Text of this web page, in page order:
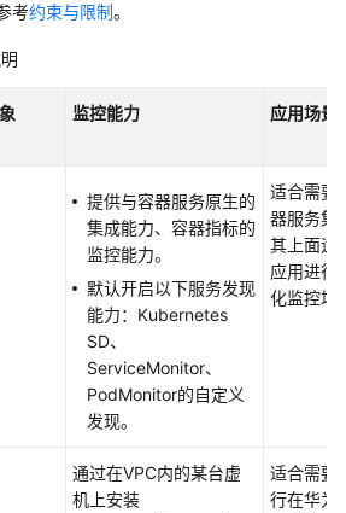
考约束与限制。
监控能力 应用场景
提供与容器服务原生的
集成能力、容器指标的
监控能力。
默认开启以下服务发现
能力：Kubernetes
SD、
ServiceMonitor、
PodMonitor的自定义
发现。
适合需要
器服务集
其上面运
应用进行
化监控场
通过在VPC内的某台虚
机上安装
适合需要
行在华为